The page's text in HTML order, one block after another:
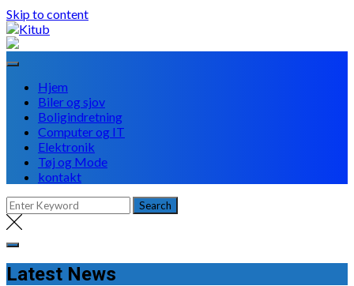
Skip to content
Hjem
Biler og sjov
Boligindretning
Computer og IT
Elektronik
Tøj og Mode
kontakt
Latest News